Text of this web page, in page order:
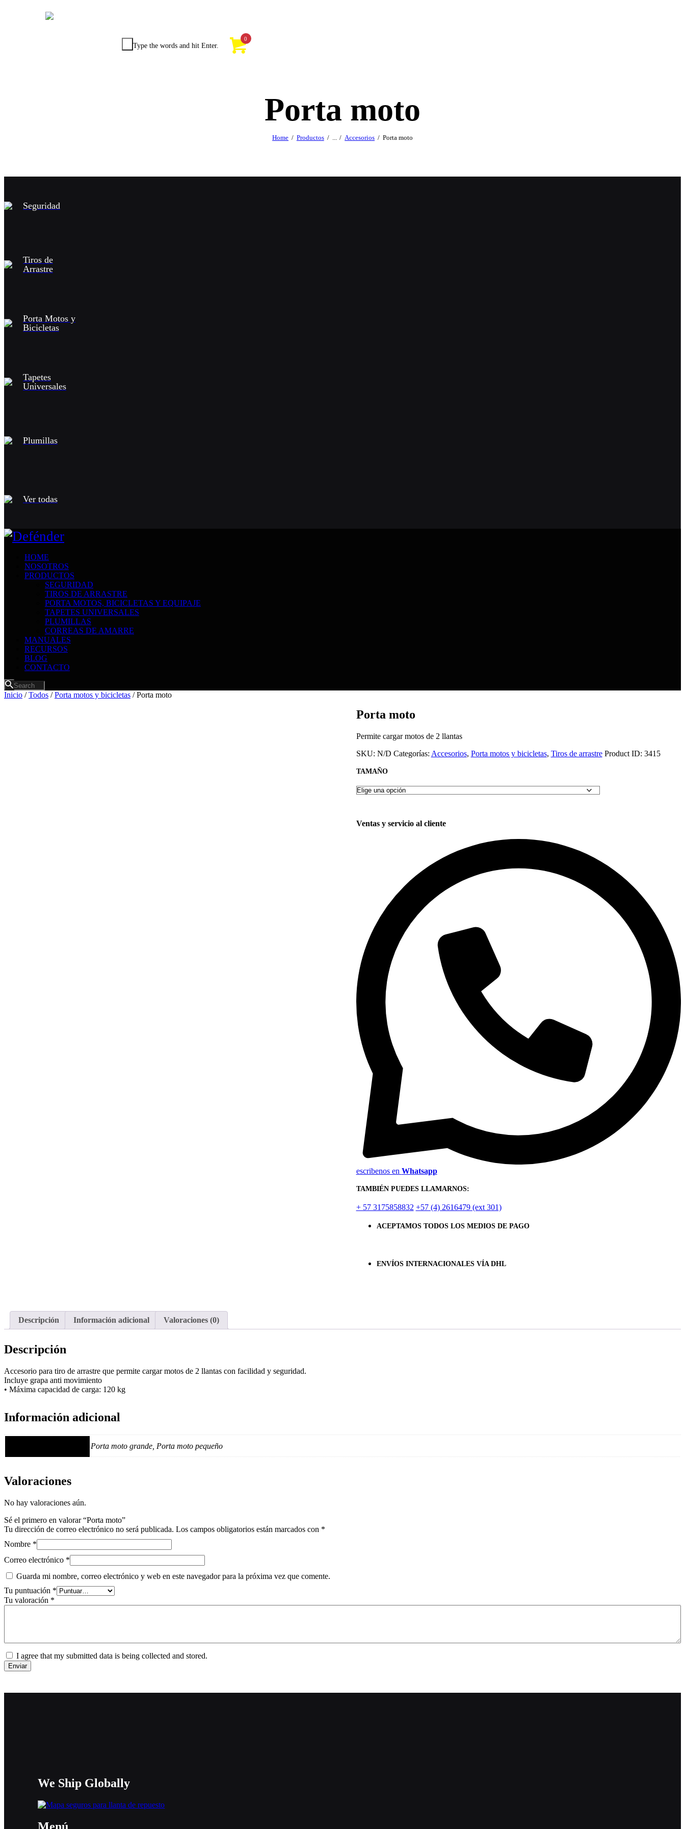
Type the words and hit Enter.
0
Porta moto
Home Productos Accesorios Porta moto
Seguridad
Tiros de
Arrastre
Porta Motos y
Bicicletas
Tapetes
Universales
Plumillas
Ver todas
HOME
NOSOTROS
PRODUCTOS
SEGURIDAD
TIROS DE ARRASTRE
PORTA MOTOS, BICICLETAS Y EQUIPAJE
TAPETES UNIVERSALES
PLUMILLAS
CORREAS DE AMARRE
MANUALES
RECURSOS
BLOG
CONTACTO
Inicio /Todos /Porta motos y bicicletas / Porta moto
Porta moto
Permite cargar motos de 2 llantas
SKU: N/D Categorías: Accesorios, Porta motos y bicicletas, Tiros de arrastre Product ID: 3415
TAMAÑO
Ventas y servicio al cliente
escribenos en Whatsapp
TAMBIÉN PUEDES LLAMARNOS:
+ 57 3175858832 +57 (4) 2616479 (ext 301)
ACEPTAMOS TODOS LOS MEDIOS DE PAGO
ENVÍOS INTERNACIONALES VÍA DHL
Descripción Información adicional Valoraciones (0)
Descripción
Accesorio para tiro de arrastre que permite cargar motos de 2 llantas con facilidad y seguridad.
Incluye grapa anti movimiento
• Máxima capacidad de carga: 120 kg
Información adicional
Porta moto grande, Porta moto pequeño
Valoraciones
No hay valoraciones aún.
Sé el primero en valorar “Porta moto”
Tu dirección de correo electrónico no será publicada. Los campos obligatorios están marcados con *
Nombre *
Correo electrónico *
Guarda mi nombre, correo electrónico y web en este navegador para la próxima vez que comente.
Tu puntuación *
Tu valoración *
I agree that my submitted data is being collected and stored.
We Ship Globally
Menú